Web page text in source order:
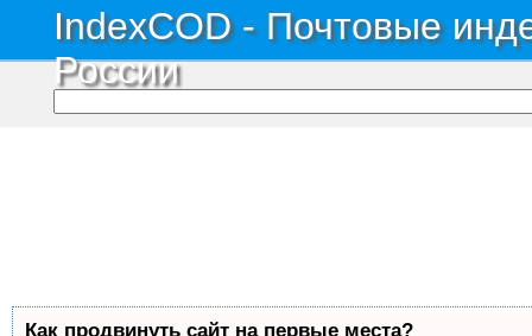
IndexCOD - Почтовые
России
Как продвинуть сайт на первые места?